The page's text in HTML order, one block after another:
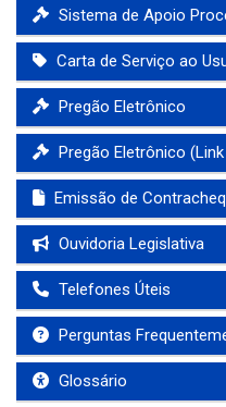
Sistema de Apoio
Carta de Serviço ao
Pregão Eletrônico
Pregão Eletrônico
Emissão de
Ouvidoria Legislativa
Telefones Úteis
Perguntas
Glossário